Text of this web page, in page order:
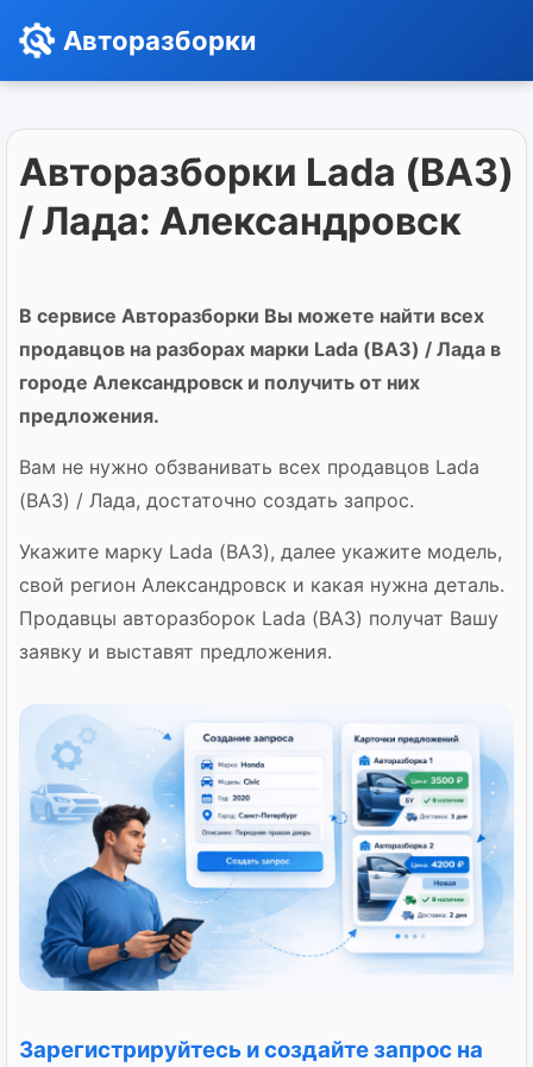
Авторазборки
Авторазборки Lada (ВАЗ)
/ Лада: Александровск
В сервисе Авторазборки Вы можете найти всех
продавцов на разборах марки Lada (ВАЗ) / Лада в
городе Александровск и получить от них
предложения.
Вам не нужно обзванивать всех продавцов Lada
(ВАЗ) / Лада, достаточно создать запрос.
Укажите марку Lada (ВАЗ), далее укажите модель,
свой регион Александровск и какая нужна деталь.
Продавцы авторазборок Lada (ВАЗ) получат Вашу
заявку и выставят предложения.
Зарегистрируйтесь и создайте запрос на